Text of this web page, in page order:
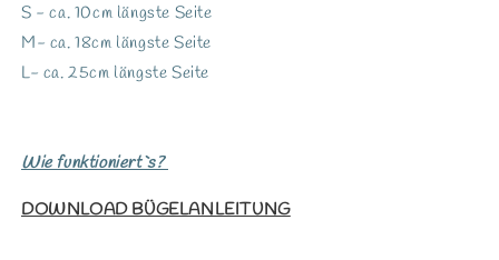
S - ca. 10cm längste Seite
M- ca. 18cm längste Seite
L- ca. 25cm längste Seite
Wie funktioniert`s?
DOWNLOAD BÜGELANLEITUNG